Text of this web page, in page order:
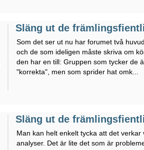
Släng ut de
Som det ser ut nu har forumet två
och de som ideligen måste skriva om
den har en till: Gruppen som tycker de
"korrekta", men som sprider hat omk...
Släng ut de
Man kan helt enkelt tycka att det
analyser. Det är lite det som är